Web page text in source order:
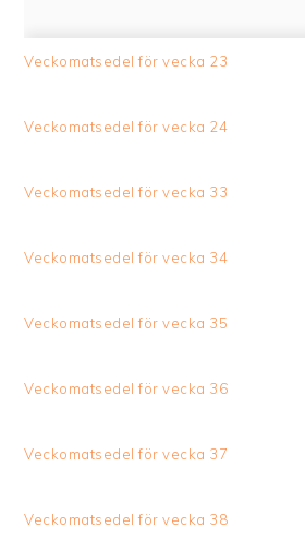
Veckomatsedel för vecka 23
Veckomatsedel för vecka 24
Veckomatsedel för vecka 33
Veckomatsedel för vecka 34
Veckomatsedel för vecka 35
Veckomatsedel för vecka 36
Veckomatsedel för vecka 37
Veckomatsedel för vecka 38